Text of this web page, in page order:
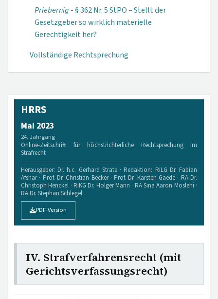
Priebernig - § 362 Nr. 5 StPO – Stellt der
Gesetzgeber so wirklich materielle
Gerechtigkeit her?
Vollständige Rechtsprechung
HRRS
Mai 2023
24. Jahrgang
Online-Zeitschrift für höchstrichterliche Rechtsprechung im
Strafrecht
Herausgeber: Dr. h.c. Gerhard Strate · Redaktion: RiLG Dr. Fabian
Afshar · Prof. Dr. Christian Becker · Prof. Dr. Karsten Gaede · RA Dr.
Christoph Henckel · RiKG Dr. Holger Mann · RA Sina Aaron Moslehi ·
RA Dr. Stephan Schlegel
PDF-Version
IV. Strafverfahrensrecht (mit
Gerichtsverfassungsrecht)